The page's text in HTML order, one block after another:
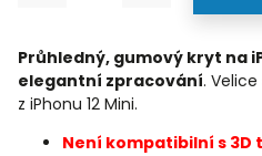
Průhledný, gumový kryt na
elegantní zpracování.
z iPhonu 12 Mini.
Není kompatibilní s 3D